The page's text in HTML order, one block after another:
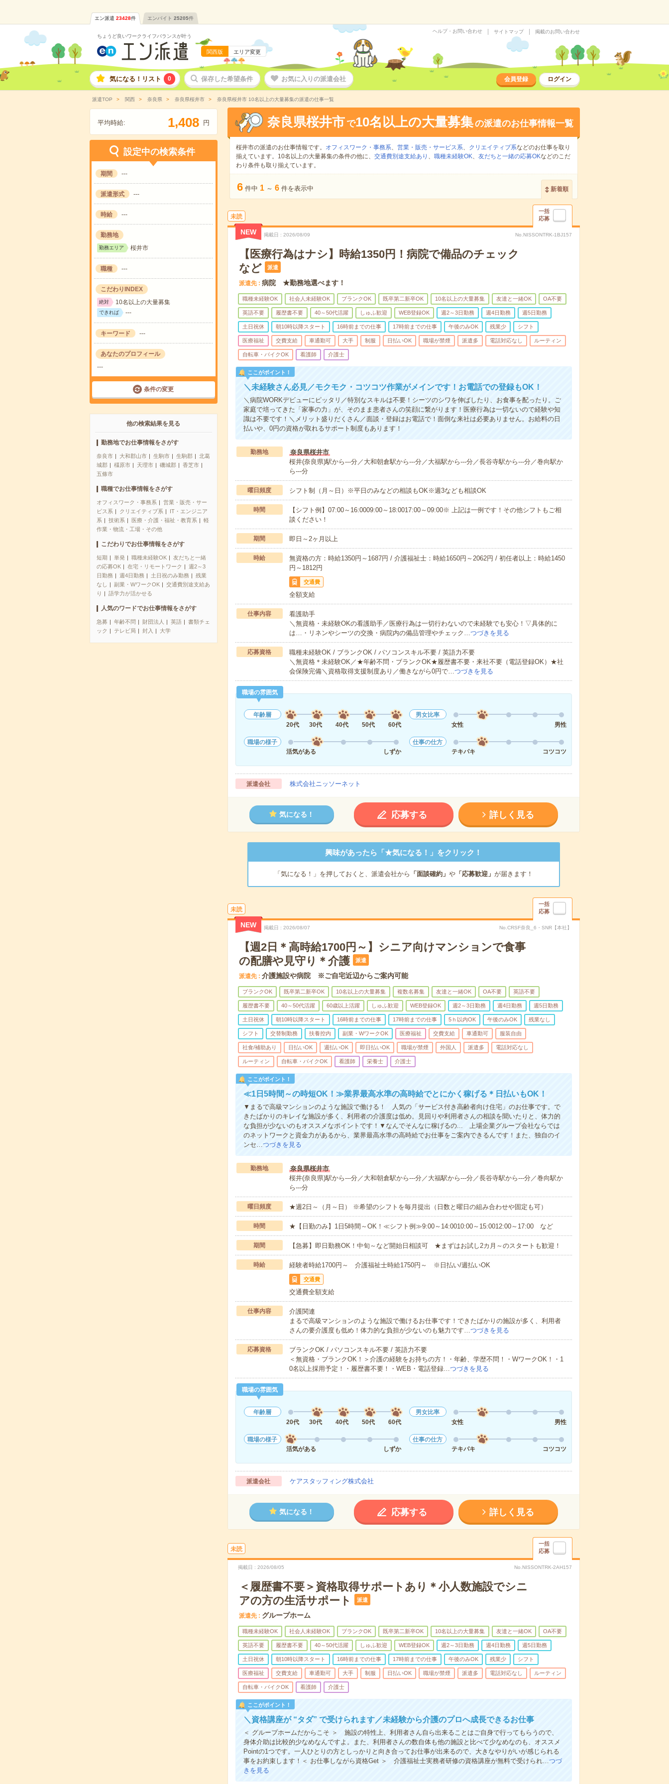
エン派遣 23428件 エンバイト 25205件
ちょうど良いワークライフバランスが叶う
関西版 エリア変更
ヘルプ・お問い合わせ サイトマップ 掲載のお問い合わせ
気になる！リスト 0 保存した希望条件 お気に入りの派遣会社 会員登録 ログイン
派遣TOP 関西 奈良県 奈良県桜井市 奈良県桜井市 10名以上の大量募集の派遣の仕事一覧
平均時給: 1,408 円
設定中の検索条件
期間 ---
派遣形式 ---
時給 ---
勤務地
勤務エリア 桜井市
職種 ---
こだわりINDEX
絶対 10名以上の大量募集
できれば ---
キーワード ---
あなたのプロフィール
---
条件の変更
他の検索結果を見る
勤務地でお仕事情報をさがす
奈良市 大和郡山市 生駒市 生駒郡
北葛
城郡
橿原市 天理市 磯城郡
香芝市
五條市
職種でお仕事情報をさがす
オフィスワーク・事務系
営業・販売・サー
ビス系
クリエイティブ系
IT・エンジニア
系
技術系 医療・介護・福祉・教育系
軽
作業・物流・工場・その他
こだわりでお仕事情報をさがす
短期 単発 職種未経験OK
友だちと一緒
の応募OK
在宅・リモートワーク
週2～3
日勤務
週4日勤務 土日祝のみ勤務
残業
なし
副業・WワークOK
交通費別途支給あ
り
語学力が活かせる
人気のワードでお仕事情報をさがす
急募 年齢不問 財団法人 英語
書類チェ
ック
テレビ局 封入 大学
奈良県桜井市 で10名以上の大量募集の派遣のお仕事情報一覧
桜井市の派遣のお仕事情報です。 オフィスワーク・事務系、 営業・販売・サービス系、 クリエイティブ系などのお仕事を取り
揃えています。10名以上の大量募集の条件の他に、 交通費別途支給あり 、 職種未経験OK、 友だちと一緒の応募OKなどのこだ
わり条件も取り揃えています。
6 件中 1 ～ 6 件を表示中 新着順
未読
一括
応募
NEW 掲載日 2026/08/09 No.NISSONTRK-1BJ157
【医療行為はナシ】時給1350円！病院で備品のチェック
など
派遣
派遣先 病院 ★勤務地選べます！
職種未経験OK 社会人未経験OK ブランクOK 既卒第二新卒OK 10名以上の大量募集 友達と一緒OK OA不要
英語不要 履歴書不要 40～50代活躍 しゅふ歓迎 WEB登録OK 週2～3日勤務 週4日勤務 週5日勤務
土日祝休 朝10時以降スタート 16時前までの仕事 17時前までの仕事 午後のみOK 残業少 シフト
医療福祉 交費支給 車通勤可 大手 制服 日払いOK 職場が禁煙 派遣多 電話対応なし ルーティン
自転車・バイクOK 看護師 介護士
ここがポイント！
＼未経験さん必見／モクモク・コツコツ作業がメインです！お電話での登録もOK！
＼病院WORKデビューにピッタリ／特別なスキルは不要！シーツのシワを伸ばしたり、お食事を配ったり。ご
家庭で培ってきた「家事の力」が、そのまま患者さんの笑顔に繋がります！医療行為は一切ないので経験や知
識は不要です！＼メリット盛りだくさん／面談・登録はお電話で！面倒な来社は必要ありません。お給料の日
払いや、0円の資格が取れるサポート制度もあります！
勤務地
奈良県桜井市
桜井(奈良県)駅から---分／大和朝倉駅から---分／大福駅から---分／長谷寺駅から---分／巻向駅か
ら---分
曜日頻度 シフト制（月～日）※平日のみなどの相談もOK※週3なども相談OK
時間
【シフト例】07:00～16:0009:00～18:0017:00～09:00※ 上記は一例です！その他シフトもご相
談ください！
期間 即日～2ヶ月以上
時給
無資格の方：時給1350円～1687円 / 介護福祉士：時給1650円～2062円 / 初任者以上：時給1450
円～1812円
交通費
全額支給
仕事内容
看護助手
＼無資格・未経験OKの看護助手／医療行為は一切行わないので未経験でも安心！▽具体的に
は…・リネンやシーツの交換・病院内の備品管理やチェック…つづきを見る
応募資格
職種未経験OK / ブランクOK / パソコンスキル不要 / 英語力不要
＼無資格＊未経験OK／★年齢不問・ブランクOK★履歴書不要・来社不要（電話登録OK）★社
会保険完備＼資格取得支援制度あり／働きながら0円で…つづきを見る
職場の雰囲気
年齢層
20代
30代 40代 50代 60代
男女比率
女性
男性
職場の様子
活気がある
しずか
仕事の仕方
テキパキ
コツコツ
派遣会社 株式会社ニッソーネット
気になる！ 応募する 詳しく見る
興味があったら「★気になる！」をクリック！
「気になる！」を押しておくと、派遣会社から 「面談確約」 や「応募歓迎」 が届きます！
未読
一括
応募
NEW 掲載日 2026/08/07 No.CRSF奈良_6・SNR【本社】
【週2日＊高時給1700円～】シニア向けマンションで食事
の配膳や見守り＊介護
派遣
派遣先 介護施設や病院 ※ご自宅近辺からご案内可能
ブランクOK 既卒第二新卒OK 10名以上の大量募集 複数名募集 友達と一緒OK OA不要 英語不要
履歴書不要 40～50代活躍 60歳以上活躍 しゅふ歓迎 WEB登録OK 週2～3日勤務 週4日勤務 週5日勤務
土日祝休 朝10時以降スタート 16時前までの仕事 17時前までの仕事 5ｈ以内OK 午後のみOK 残業なし
シフト 交替制勤務 扶養控内 副業・WワークOK 医療福祉 交費支給 車通勤可 服装自由
社食/補助あり 日払いOK 週払いOK 即日払いOK 職場が禁煙 外国人 派遣多 電話対応なし
ルーティン 自転車・バイクOK 看護師 栄養士 介護士
ここがポイント！
≪1日5時間～の時短OK！≫業界最高水準の高時給でとにかく稼げる＊日払いもOK！
▼まるで高級マンションのような施設で働ける！ 人気の「サービス付き高齢者向け住宅」のお仕事です。で
きたばかりのキレイな施設が多く、利用者の介護度は低め。見回りや利用者さんの相談を聞いたりと、体力的
な負担が少ないのもオススメなポイントです！▼なんでそんなに稼げるの... 上場企業グループ会社ならでは
のネットワークと資金力があるから、業界最高水準の高時給でお仕事をご案内できるんです！また、独自のイ
ンセ…つづきを見る
勤務地
奈良県桜井市
桜井(奈良県)駅から---分／大和朝倉駅から---分／大福駅から---分／長谷寺駅から---分／巻向駅か
ら---分
曜日頻度 ★週2日～（月～日） ※希望のシフトを毎月提出（日数と曜日の組み合わせや固定も可）
時間 ★【日勤のみ】1日5時間～OK！≪シフト例≫9:00～14:0010:00～15:0012:00～17:00 など
期間 【急募】即日勤務OK！中旬～など開始日相談可 ★まずはお試し2カ月～のスタートも歓迎！
時給 経験者時給1700円～ 介護福祉士時給1750円～ ※日払い/週払いOK
交通費
交通費全額支給
仕事内容
介護関連
まるで高級マンションのような施設で働けるお仕事です！できたばかりの施設が多く、利用者
さんの要介護度も低め！体力的な負担が少ないのも魅力です…つづきを見る
応募資格
ブランクOK / パソコンスキル不要 / 英語力不要
＜無資格・ブランクOK！＞介護の経験をお持ちの方！・年齢、学歴不問！・WワークOK！・1
0名以上採用予定！・履歴書不要！・WEB・電話登録…つづきを見る
職場の雰囲気
年齢層
20代
30代 40代 50代 60代
男女比率
女性
男性
職場の様子
活気がある
しずか
仕事の仕方
テキパキ
コツコツ
派遣会社 ケアスタッフィング株式会社
気になる！ 応募する 詳しく見る
未読
一括
応募
掲載日 2026/08/05 No.NISSONTRK-2AH157
＜履歴書不要＞資格取得サポートあり＊小人数施設でシニ
アの方の生活サポート
派遣
派遣先 グループホーム
職種未経験OK 社会人未経験OK ブランクOK 既卒第二新卒OK 10名以上の大量募集 友達と一緒OK OA不要
英語不要 履歴書不要 40～50代活躍 しゅふ歓迎 WEB登録OK 週2～3日勤務 週4日勤務 週5日勤務
土日祝休 朝10時以降スタート 16時前までの仕事 17時前までの仕事 午後のみOK 残業少 シフト
医療福祉 交費支給 車通勤可 大手 制服 日払いOK 職場が禁煙 派遣多 電話対応なし ルーティン
自転車・バイクOK 看護師 介護士
ここがポイント！
＼資格講座が “タダ” で受けられます／未経験から介護のプロへ成長できるお仕事
＜ グループホームだからこそ ＞ 施設の特性上、利用者さん自ら出来ることはご自身で行ってもらうので、
身体介助は比較的少なめなんですよ。また、利用者さんの数自体も他の施設と比べて少なめなのも、オススメ
Pointの1つです。一人ひとりの方としっかりと向き合ってお仕事が出来るので、大きなやりがいが感じられる
事をお約束します！＜ お仕事しながら資格Get ＞ 介護福祉士実務者研修の資格講座が無料で受けられ…つづ
きを見る